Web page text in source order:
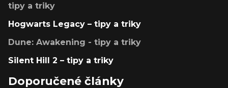
tipy a triky
Hogwarts Legacy – tipy a triky
Dune: Awakening - tipy a triky
Silent Hill 2 – tipy a triky
Doporučené články